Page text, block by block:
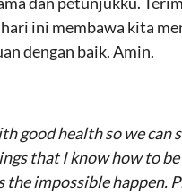
ini membawa kita
dengan baik. Amin.
good health so we
that I know how to
impossible happen.